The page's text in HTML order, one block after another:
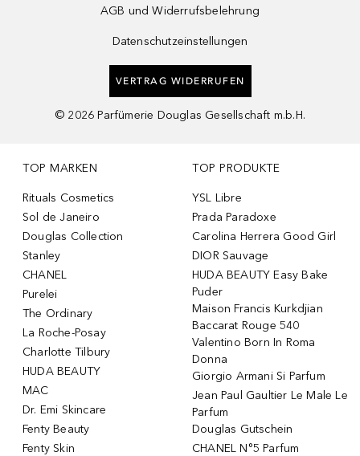
AGB und Widerrufsbelehrung
Datenschutzeinstellungen
VERTRAG WIDERRUFEN
© 2026 Parfümerie Douglas Gesellschaft m.b.H.
TOP MARKEN
Rituals Cosmetics
Sol de Janeiro
Douglas Collection
Stanley
CHANEL
Purelei
The Ordinary
La Roche-Posay
Charlotte Tilbury
HUDA BEAUTY
MAC
Dr. Emi Skincare
Fenty Beauty
Fenty Skin
TOP PRODUKTE
YSL Libre
Prada Paradoxe
Carolina Herrera Good Girl
DIOR Sauvage
HUDA BEAUTY Easy Bake
Puder
Maison Francis Kurkdjian
Baccarat Rouge 540
Valentino Born In Roma
Donna
Giorgio Armani Si Parfum
Jean Paul Gaultier Le Male Le
Parfum
Douglas Gutschein
CHANEL N°5 Parfum